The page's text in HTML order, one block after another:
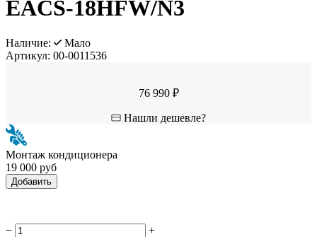
EACS-18HFW/N3
Наличие:
Мало
Артикул: 00-0011536
76 990 ₽
Нашли дешевле?
Монтаж кондиционера
19 000 руб
Добавить
−
+